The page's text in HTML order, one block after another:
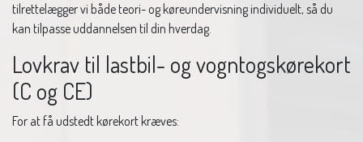
tilrettelægger vi både teori- og køreundervisning individuelt, så du
kan tilpasse uddannelsen til din hverdag.
Lovkrav til lastbil- og vogntogskørekort
(C og CE)
For at få udstedt kørekort kræves: